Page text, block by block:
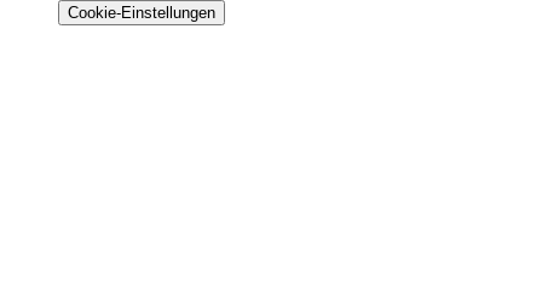
Cookie-Einstellungen